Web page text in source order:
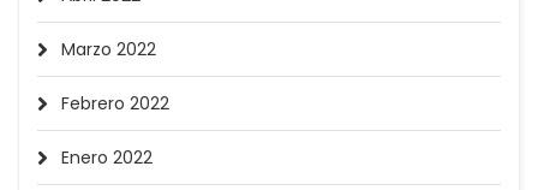
Marzo 2022
Febrero 2022
Enero 2022